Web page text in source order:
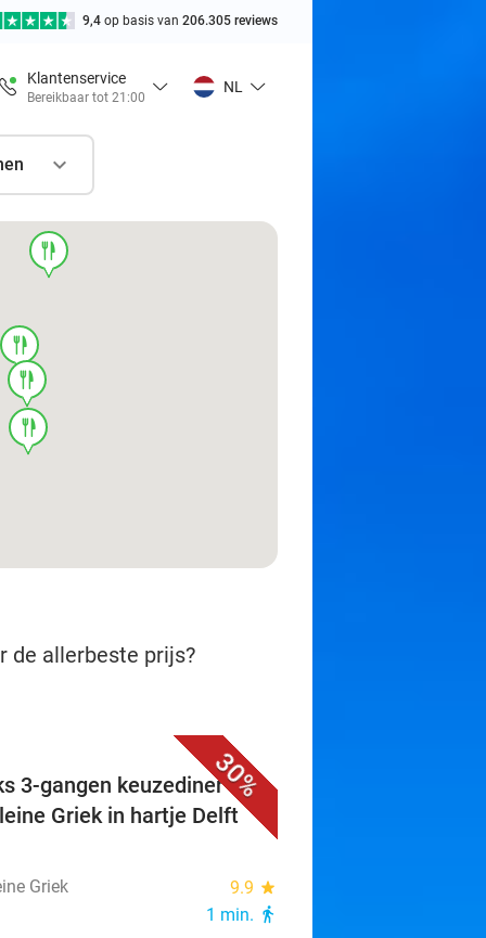
9,4 op basis van 206.305 reviews
Klantenservice
Bereikbaar tot 21:00
NL
food
food
food
food
de allerbeste prijs?
30%
3-gangen keuzediner bij
Griek in hartje Delft
Griek
9.9 star
1 min. directions_walk